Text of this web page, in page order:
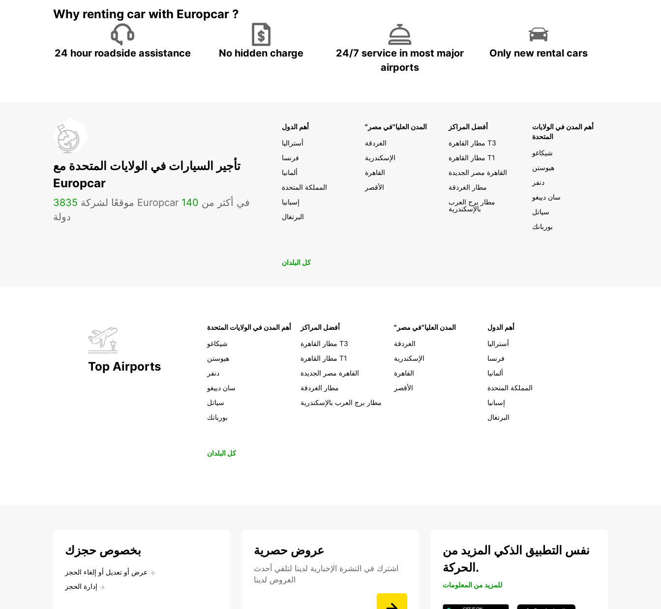
Why renting car with Europcar ?
24 hour roadside assistance No hidden charge
24/7 service in most major
airports
Only new rental cars
تأجير السيارات في الولايات المتحدة مع
Europcar
3835 موقعًا لشركة Europcar في أكثر من 140
دولة
أهم الدول
أستراليا
فرنسا
ألمانيا
المملكة المتحدة
إسبانيا
البرتغال
"المدن العليا"في مصر
الغردقة
الإسكندرية
القاهرة
الأقصر
أفضل المراكز
مطار القاهرة T3
مطار القاهرة T1
القاهرة مصر الجديدة
مطار الغردقة
مطار برج العرب
بالإسكندرية
أهم المدن في الولايات
المتحدة
شيكاغو
هيوستن
دنفر
سان دييغو
سياتل
بوربانك
كل البلدان
Top Airports
أهم المدن في الولايات المتحدة
شيكاغو
هيوستن
دنفر
سان دييغو
سياتل
بوربانك
أفضل المراكز
مطار القاهرة T3
مطار القاهرة T1
القاهرة مصر الجديدة
مطار الغردقة
مطار برج العرب بالإسكندرية
"المدن العليا"في مصر
الغردقة
الإسكندرية
القاهرة
الأقصر
أهم الدول
أستراليا
فرنسا
ألمانيا
المملكة المتحدة
إسبانيا
البرتغال
كل البلدان
بخصوص حجزك
عرض أو تعديل أو إلغاء الحجز
إدارة الحجز
عروض حصرية
اشترك في النشرة الإخبارية لدينا لتلقي أحدث
العروض لدينا
نفس التطبيق الذكي المزيد من
الحركة.
للمزيد من المعلومات